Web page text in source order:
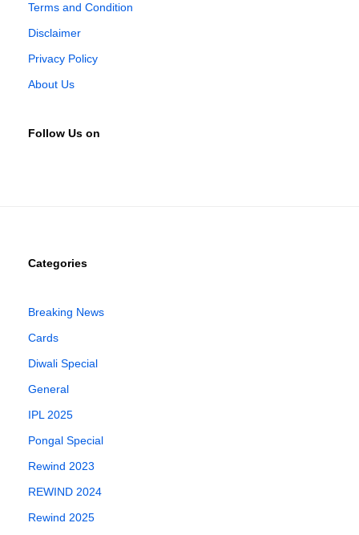
Terms and Condition
Disclaimer
Privacy Policy
About Us
Follow Us on
Categories
Breaking News
Cards
Diwali Special
General
IPL 2025
Pongal Special
Rewind 2023
REWIND 2024
Rewind 2025